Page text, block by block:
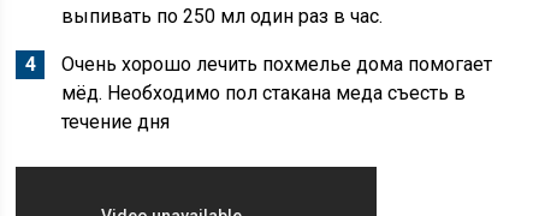
выпивать по 250 мл один раз в час.
Очень хорошо лечить похмелье дома помогает
мёд. Необходимо пол стакана меда съесть в
течение дня